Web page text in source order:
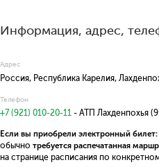
Информация, адрес,
Адрес
Россия, Республика Карелия,
Телефон
+7 (921) 010-20-11 - АТП Лахденпохья
Если вы приобрели электронный билет:
обычно требуется распечатанная
на странице расписания по